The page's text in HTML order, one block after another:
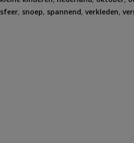
sfeer, snoep, spannend, verkleden,